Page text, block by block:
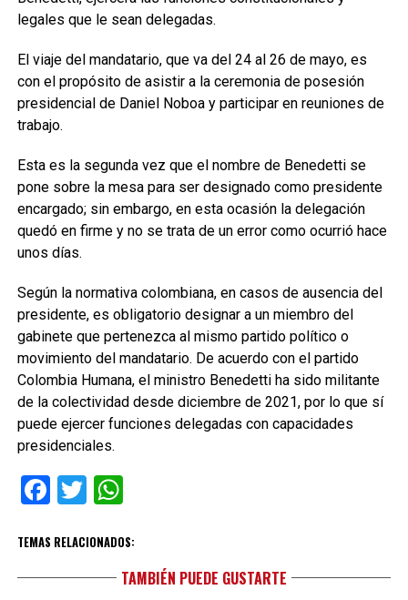
legales que le sean delegadas.
El viaje del mandatario, que va del 24 al 26 de mayo, es
con el propósito de asistir a la ceremonia de posesión
presidencial de Daniel Noboa y participar en reuniones de
trabajo.
Esta es la segunda vez que el nombre de Benedetti se
pone sobre la mesa para ser designado como presidente
encargado; sin embargo, en esta ocasión la delegación
quedó en firme y no se trata de un error como ocurrió hace
unos días.
Según la normativa colombiana, en casos de ausencia del
presidente, es obligatorio designar a un miembro del
gabinete que pertenezca al mismo partido político o
movimiento del mandatario. De acuerdo con el partido
Colombia Humana, el ministro Benedetti ha sido militante
de la colectividad desde diciembre de 2021, por lo que sí
puede ejercer funciones delegadas con capacidades
presidenciales.
Facebook
TwitterWhatsApp
TEMAS RELACIONADOS:
TAMBIÉN PUEDE GUSTARTE